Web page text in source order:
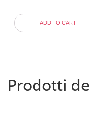
ADD TO CART
Prodotti